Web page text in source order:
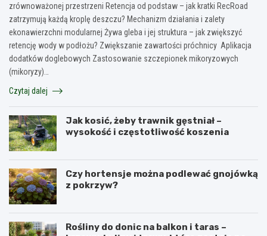
zrównoważonej przestrzeni Retencja od podstaw – jak kratki RecRoad
zatrzymują każdą kroplę deszczu? Mechanizm działania i zalety
ekonawierzchni modularnej Żywa gleba i jej struktura – jak zwiększyć
retencję wody w podłożu? Zwiększanie zawartości próchnicy Aplikacja
dodatków doglebowych Zastosowanie szczepionek mikoryzowych
(mikoryzy)…
Czytaj dalej
Jak kosić, żeby trawnik gęstniał –
wysokość i częstotliwość koszenia
Czy hortensje można podlewać gnojówką
z pokrzyw?
Rośliny do donic na balkon i taras –